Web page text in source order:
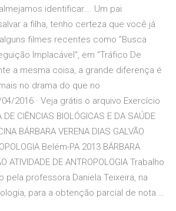
identificar…. Um pai
a filha, tenho certeza que você já
filmes recentes como "Busca
Implacável", em "Tráfico De
a mesma coisa, a grande diferença é
no drama do que no
2016 · Veja grátis o arquivo Exercício
CIÊNCIAS BIOLÓGICAS E DA SAÚDE
BÁRBARA VERENA DIAS GALVÃO
Belém-PA 2013 BÁRBARA
ATIVIDADE DE ANTROPOLOGIA Trabalho
pela professora Daniela Teixeira, na
para a obtenção parcial de nota …